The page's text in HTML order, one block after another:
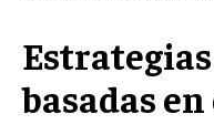
EMPRENDIMIENTO
PLANIFICACIÓN
basadas